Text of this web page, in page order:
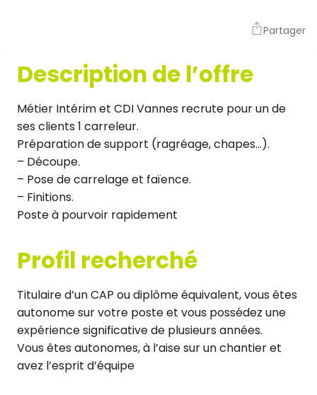
Partager
Description de l’offre
Métier Intérim et CDI Vannes recrute pour un de
ses clients 1 carreleur.
Préparation de support (ragréage, chapes…).
– Découpe.
– Pose de carrelage et faïence.
– Finitions.
Poste à pourvoir rapidement
Profil recherché
Titulaire d’un CAP ou diplôme équivalent, vous êtes
autonome sur votre poste et vous possédez une
expérience significative de plusieurs années.
Vous êtes autonomes, à l’aise sur un chantier et
avez l’esprit d’équipe